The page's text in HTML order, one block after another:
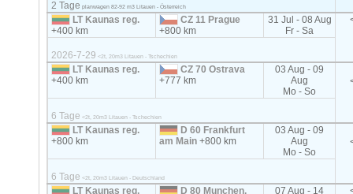
2 Tage planwagen 82-92 m3 Litauen - Österreich
LT Kaunas reg.
+400 km
CZ 11 Prague
+800 km
31 Jul - 08 Aug
Fr - Sa
2026-7-29 <2t, 20m3 Litauen - Tschechien
LT Kaunas reg.
+400 km
CZ 70 Ostrava
+777 km
03 Aug - 09
Aug
Mo - So
6 Tage <2t, 20m3 Litauen - Tschechien
LT Kaunas reg.
+800 km
D 60 Frankfurt
am Main+800 km
03 Aug - 09
Aug
Mo - So
6 Tage <2t, 20m3 Litauen - Deutschland
LT Kaunas reg.
D 80 Munchen,
07 Aug - 14